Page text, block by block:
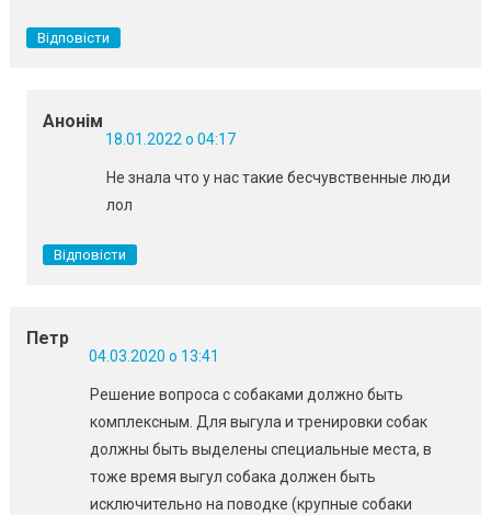
Відповісти
Анонім
18.01.2022 о 04:17
Не знала что у нас такие бесчувственные люди
лол
Відповісти
Петр
04.03.2020 о 13:41
Решение вопроса с собаками должно быть
комплексным. Для выгула и тренировки собак
должны быть выделены специальные места, в
тоже время выгул собака должен быть
исключительно на поводке (крупные собаки